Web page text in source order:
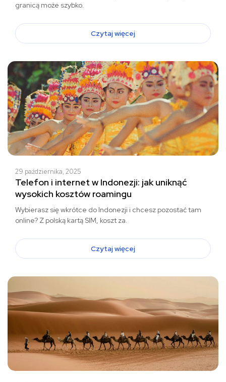
granicą może szybko.
Czytaj więcej
29 października, 2025
Telefon i internet w Indonezji: jak uniknąć
wysokich kosztów roamingu
Wybierasz się wkrótce do Indonezji i chcesz pozostać tam
online? Z polską kartą SIM, koszt za.
Czytaj więcej